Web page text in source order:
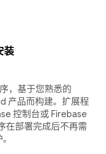
装
，基于您熟悉的
产品而构建。扩展程
控制台或 Firebase
在部署完成后不再需